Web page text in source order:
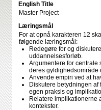
English Title
Master Project
Læringsmål
For at opnå karakteren 12
følgende læringsmål:
Redegøre for og
uddannelsesforløb.
Argumentere for centrale
deres gyldighedsområde
Anvende empiri ved at
Diskutere betydningen
egen praksis og
Relatere implikationerne
kontekster.